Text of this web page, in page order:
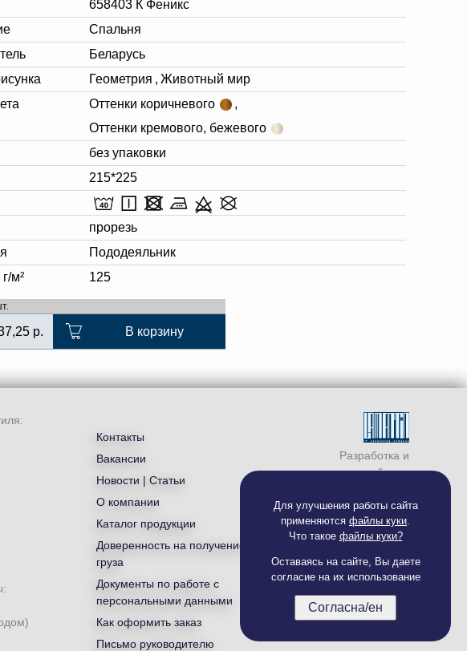
Для улучшения работы сайта
применяются файлы куки.
Что такое файлы куки?
Оставаясь на сайте, Вы даете
согласие на их использование
Согласна/ен
658403 К Феникс
Спальня
Беларусь
Геометрия , Животный мир
Оттенки коричневого
,
Оттенки кремового, бежевого
без упаковки
215*225
прорезь
Пододеяльник
м²
125
р. В корзину
Разработка и
продвижение сайта —
Контакты
Вакансии
Новости | Статьи
О компании
Каталог продукции
Доверенность на получение
груза
Документы по работе с
персональными данными
Как оформить заказ
Письмо руководителю